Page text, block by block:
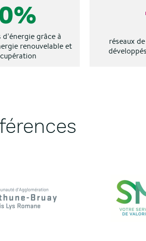
d’énergie grâce à
renouvelable et
réseaux